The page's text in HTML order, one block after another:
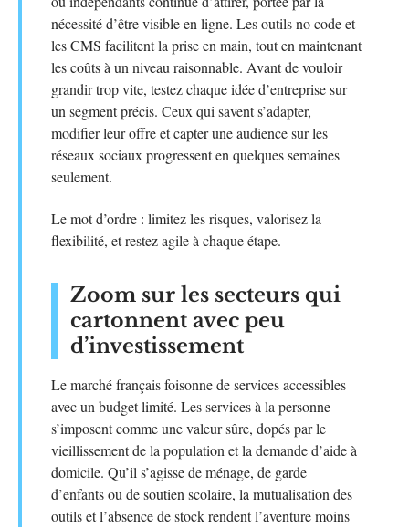
nécessité d’être visible en ligne. Les outils no code et
les CMS facilitent la prise en main, tout en maintenant
les coûts à un niveau raisonnable. Avant de vouloir
grandir trop vite, testez chaque idée d’entreprise sur
un segment précis. Ceux qui savent s’adapter,
modifier leur offre et capter une audience sur les
réseaux sociaux progressent en quelques semaines
seulement.
Le mot d’ordre : limitez les risques, valorisez la
flexibilité, et restez agile à chaque étape.
Zoom sur les secteurs qui
cartonnent avec peu
d’investissement
Le marché français foisonne de services accessibles
avec un budget limité. Les services à la personne
s’imposent comme une valeur sûre, dopés par le
vieillissement de la population et la demande d’aide à
domicile. Qu’il s’agisse de ménage, de garde
d’enfants ou de soutien scolaire, la mutualisation des
outils et l’absence de stock rendent l’aventure moins